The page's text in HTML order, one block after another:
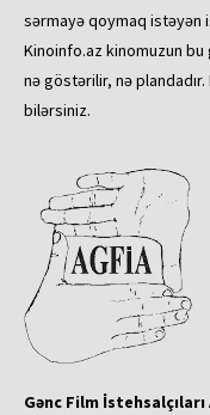
sərmayə qoymaq istəyən
Kinoinfo.az kinomuzun
nə göstərilir, nə
bilərsiniz.
Gənc Film